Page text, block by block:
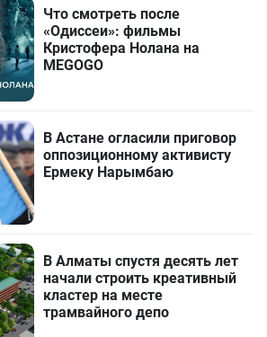
Что смотреть после
«Одиссеи»: фильмы
Кристофера Нолана на
MEGOGO
В Астане огласили приговор
оппозиционному активисту
Ермеку Нарымбаю
В Алматы спустя десять лет
начали строить креативный
кластер на месте
трамвайного депо